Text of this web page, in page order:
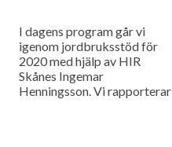
I dagens program går vi
igenom jordbruksstöd för
2020 med hjälp av HIR
Skånes Ingemar
Henningsson. Vi rapporterar